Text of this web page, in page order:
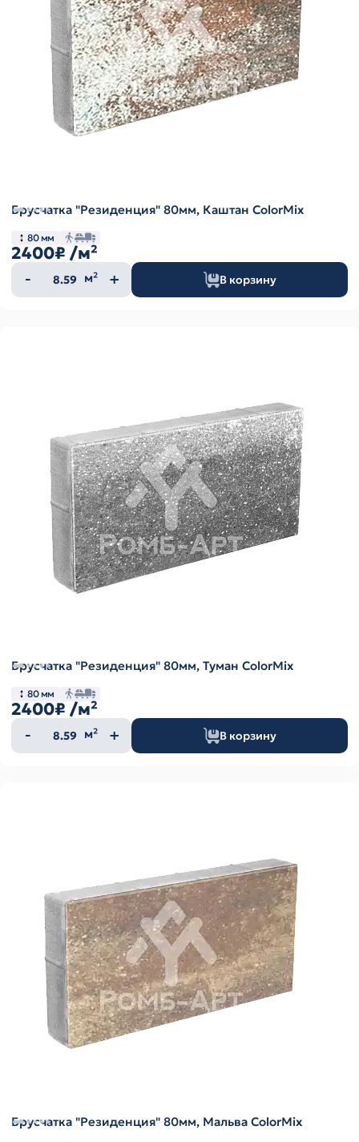
Брусчатка "Резиденция" 80мм, Каштан ColorMix
80 мм
2400₽ /м²
Количество
товара
м² В корзину
Брусчатка "Резиденция" 80мм, Туман ColorMix
80 мм
2400₽ /м²
Количество
товара
м² В корзину
Брусчатка "Резиденция" 80мм, Мальва ColorMix